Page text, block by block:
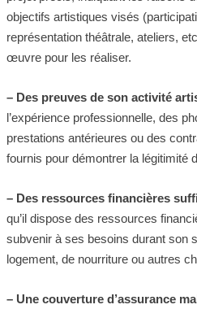
objectifs artistiques visés
représentation théâtrale, ateliers,
œuvre pour les réaliser.
– Des preuves de son activité
l’expérience professionnelle, des
prestations antérieures ou des
fournis pour démontrer la légitimité
– Des ressources financières
qu’il dispose des ressources
subvenir à ses besoins durant son
logement, de nourriture ou autres
– Une couverture d’assurance